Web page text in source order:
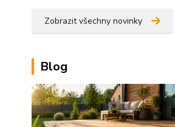
Zobrazit všechny novinky
Blog